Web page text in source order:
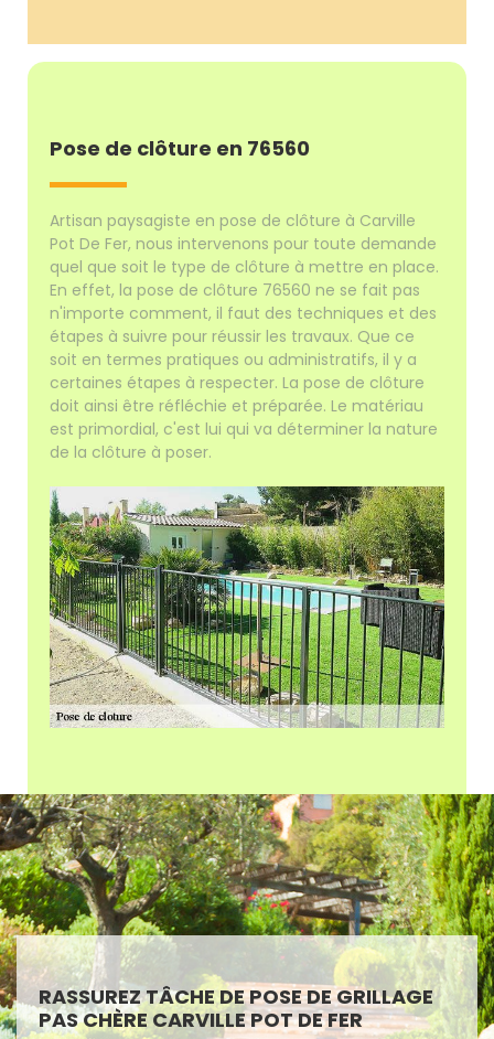
Pose de clôture en 76560
Artisan paysagiste en pose de clôture à Carville
Pot De Fer, nous intervenons pour toute demande
quel que soit le type de clôture à mettre en place.
En effet, la pose de clôture 76560 ne se fait pas
n'importe comment, il faut des techniques et des
étapes à suivre pour réussir les travaux. Que ce
soit en termes pratiques ou administratifs, il y a
certaines étapes à respecter. La pose de clôture
doit ainsi être réfléchie et préparée. Le matériau
est primordial, c'est lui qui va déterminer la nature
de la clôture à poser.
RASSUREZ TÂCHE DE POSE DE GRILLAGE
PAS CHÈRE CARVILLE POT DE FER